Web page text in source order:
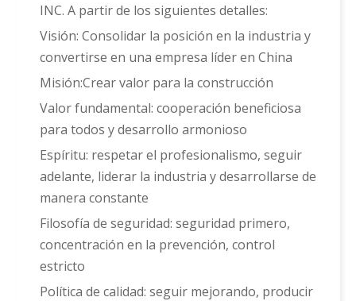
INC. A partir de los siguientes detalles:
Visión: Consolidar la posición en la industria y
convertirse en una empresa líder en China
Misión:Crear valor para la construcción
Valor fundamental: cooperación beneficiosa
para todos y desarrollo armonioso
Espíritu: respetar el profesionalismo, seguir
adelante, liderar la industria y desarrollarse de
manera constante
Filosofía de seguridad: seguridad primero,
concentración en la prevención, control
estricto
Política de calidad: seguir mejorando, producir